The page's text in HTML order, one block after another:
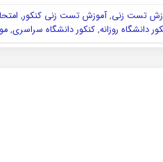
تست زنی,آموزش تست زنی کنکور,
دانشگاه روزانه,کنکور دانشگاه سراسری,